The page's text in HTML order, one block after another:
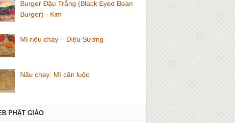
Burger Đậu Trắng (Black Eyed Bean
Burger) - Kim
Mì riêu chay – Diệu Sương
Nấu chay: Mì căn luộc
PHẬT GIÁO